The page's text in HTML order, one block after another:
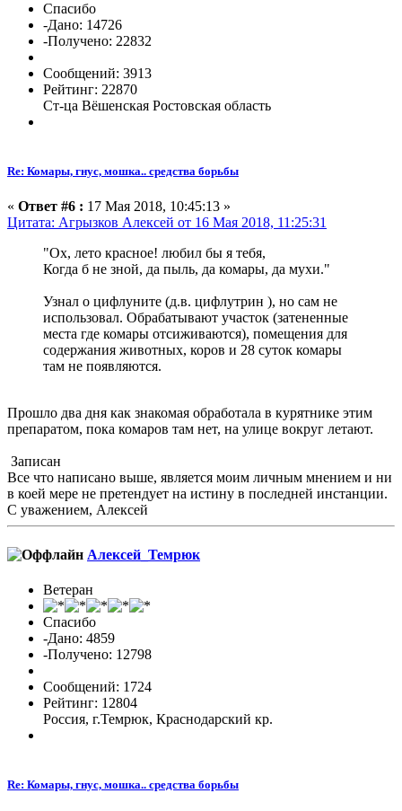
Спасибо
-Дано: 14726
-Получено: 22832
Сообщений: 3913
Рейтинг: 22870
Ст-ца Вёшенская Ростовская область
Re: Комары, гнус, мошка.. средства борьбы
« Ответ #6 : 17 Мая 2018, 10:45:13 »
Цитата: Агрызков Алексей от 16 Мая 2018, 11:25:31
"Ох, лето красное! любил бы я тебя,
Когда б не зной, да пыль, да комары, да мухи."
Узнал о цифлуните (д.в. цифлутрин ), но сам не
использовал. Обрабатывают участок (затененные
места где комары отсиживаются), помещения для
содержания животных, коров и 28 суток комары
там не появляются.
Прошло два дня как знакомая обработала в курятнике этим
препаратом, пока комаров там нет, на улице вокруг летают.
Записан
Все что написано выше, является моим личным мнением и ни
в коей мере не претендует на истину в последней инстанции.
С уважением, Алексей
Алексей_Темрюк
Ветеран
Спасибо
-Дано: 4859
-Получено: 12798
Сообщений: 1724
Рейтинг: 12804
Россия, г.Темрюк, Краснодарский кр.
Re: Комары, гнус, мошка.. средства борьбы